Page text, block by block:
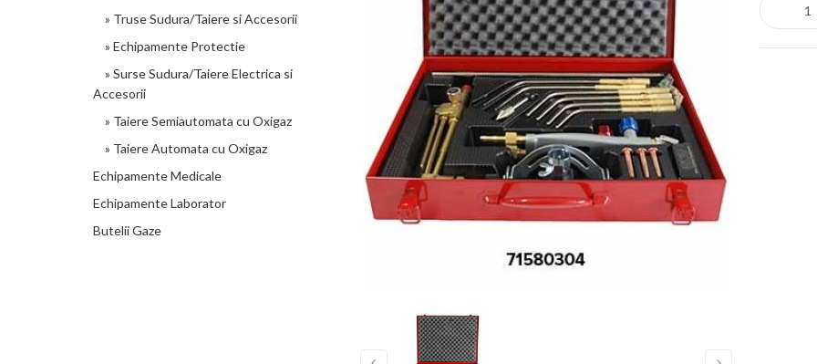
» Truse Sudura/Taiere si Accesorii
» Echipamente Protectie
» Surse Sudura/Taiere Electrica si
Accesorii
» Taiere Semiautomata cu Oxigaz
» Taiere Automata cu Oxigaz
Echipamente Medicale
Echipamente Laborator
Butelii Gaze